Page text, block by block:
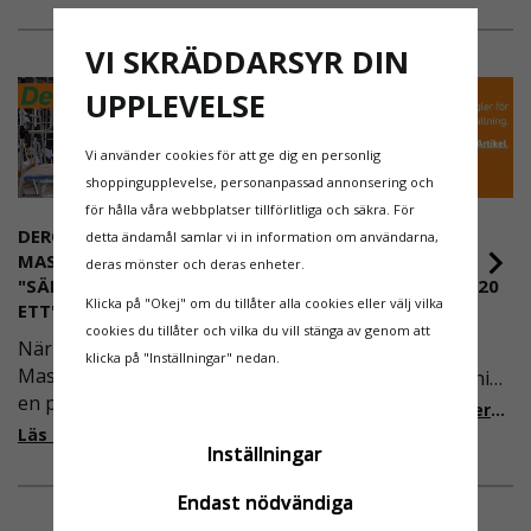
DEROME
MASKINUTHYRNING -
"SÄKERHET ÄR ALLTID PRIO
ETT"
När Derome
Maskinuthyrning behövde
en pålitlig partner inom
fallskydd och
säkerhetslösningar föll
valet på
Ställningsprodukter.se.
NYA REGLER FÖR
RULLSTÄLLNING -
AFS2023:9 & EN1004:2020
Även om det kan verka
högst osannolikt så är
våra regler för rullställning
i Sverige slappare än de
men detta kommer det bli
ändring på. Från och med
2025 träder nya
Läs mer om de nya reglerna!
VI SKRÄDDARSYR DIN
UPPLEVELSE
Vi använder cookies för att ge dig en personlig
shoppingupplevelse, personanpassad annonsering och
för hålla våra webbplatser tillförlitliga och säkra. För
detta ändamål samlar vi in information om användarna,
deras mönster och deras enheter.
Klicka på "Okej" om du tillåter alla cookies eller välj vilka
cookies du tillåter och vilka du vill stänga av genom att
klicka på "Inställningar" nedan.
Inställningar
Endast nödvändiga